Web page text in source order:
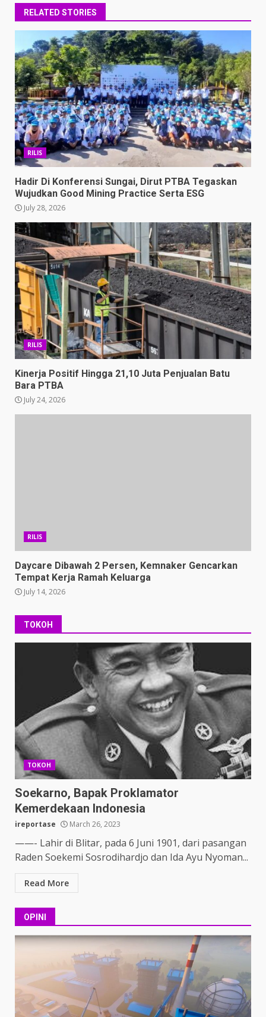
RELATED STORIES
RILIS
Hadir Di Konferensi Sungai, Dirut PTBA Tegaskan
Wujudkan Good Mining Practice Serta ESG
July 28, 2026
RILIS
Kinerja Positif Hingga 21,10 Juta Penjualan Batu
Bara PTBA
July 24, 2026
RILIS
Daycare Dibawah 2 Persen, Kemnaker Gencarkan
Tempat Kerja Ramah Keluarga
July 14, 2026
TOKOH
TOKOH
Soekarno, Bapak Proklamator
Kemerdekaan Indonesia
ireportase March 26, 2023
——- Lahir di Blitar, pada 6 Juni 1901, dari pasangan
Raden Soekemi Sosrodihardjo dan Ida Ayu Nyoman...
Read More
OPINI